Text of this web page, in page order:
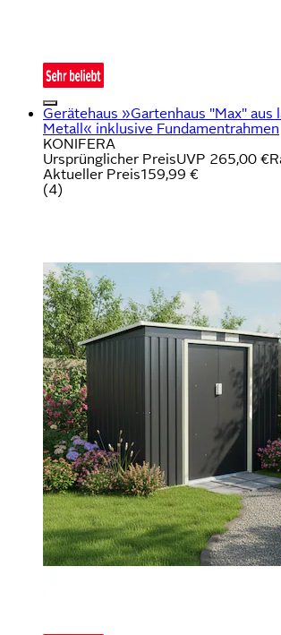
Gerätehaus »Gartenhaus "Max" aus
Metall« inklusive Fundamentrahmen
KONIFERA
Ursprünglicher PreisUVP 265,00 €
Aktueller Preis159,99 €
(4)